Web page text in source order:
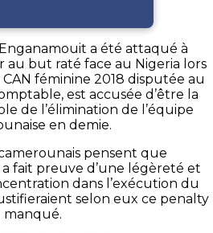
Enganamouit a été attaqué à
au but raté face au Nigeria lors
féminine 2018 disputée au
est accusée d’être la
de l’élimination de l’équipe
en demie.
pensent que
a fait preuve d’une légèreté et
dans l’exécution du
selon eux ce penalty
manqué.